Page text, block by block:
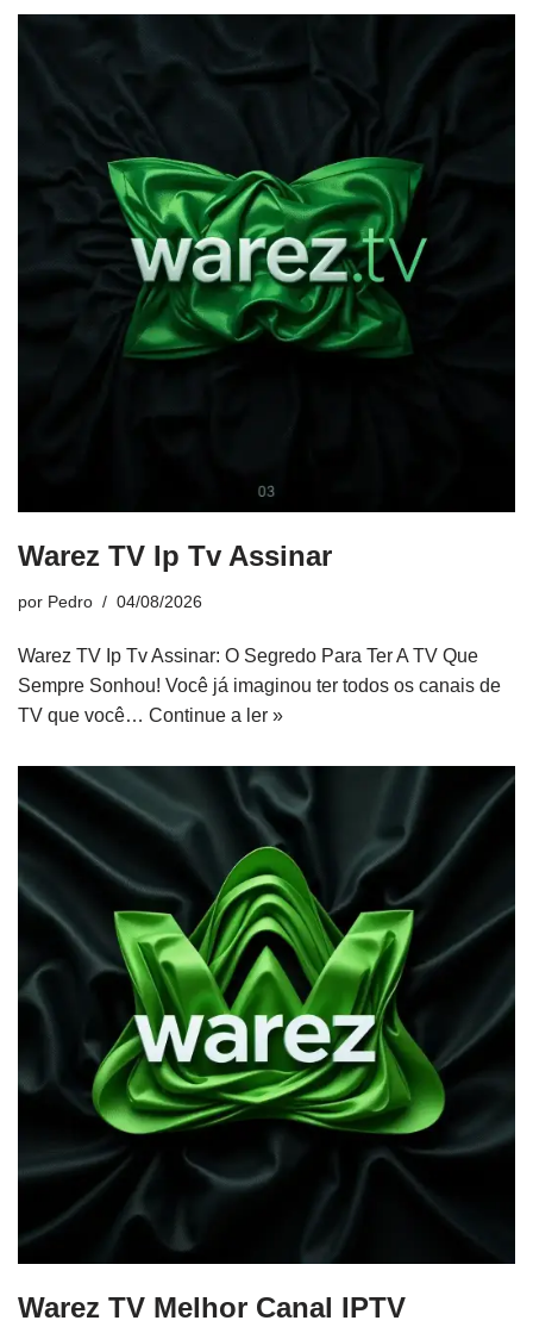
Warez TV Ip Tv Assinar
por Pedro 04/08/2026
Warez TV Ip Tv Assinar: O Segredo Para Ter A TV Que
Sempre Sonhou! Você já imaginou ter todos os canais de
TV que você… Continue a ler »
Warez TV Melhor Canal IPTV